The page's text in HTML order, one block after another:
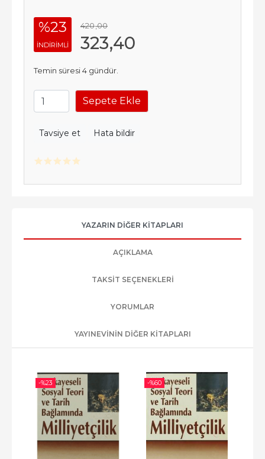
%23
INDIRIMLI
420,00
323,40
Temin süresi 4 gündür.
Sepete Ekle
Tavsiye et Hata bildir
YAZARIN DIĞER KITAPLARI
AÇIKLAMA
TAKSIT SEÇENEKLERI
YORUMLAR
YAYINEVININ DIĞER KITAPLARI
-%23 -%60